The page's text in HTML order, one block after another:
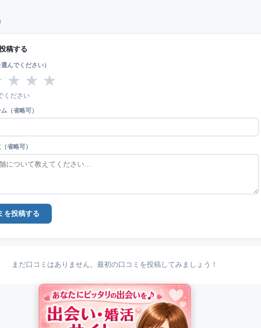
稿する
んでください）
★ ★ ★
ください
（省略可）
省略可）
を投稿する
まだ口コミはありません。最初の口コミを投稿してみましょう！